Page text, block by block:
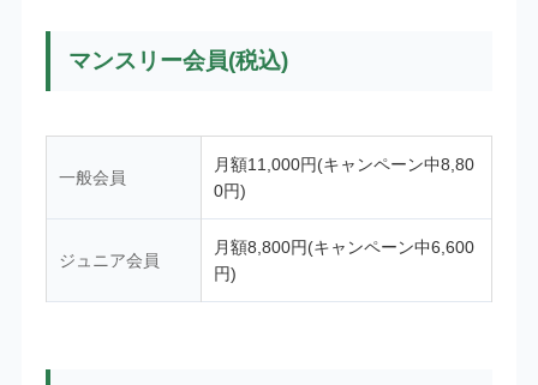
マンスリー会員(税込)
一般会員
月額11,000円(キャンペーン中8,80
0円)
ジュニア会員
月額8,800円(キャンペーン中6,600
円)